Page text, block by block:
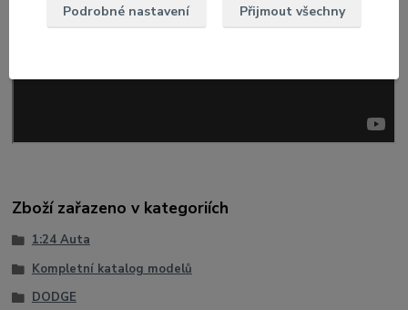
Zboží zařazeno v kategoriích
1:24 Auta
Kompletní katalog modelů
DODGE
Podrobné nastavení Přijmout všechny